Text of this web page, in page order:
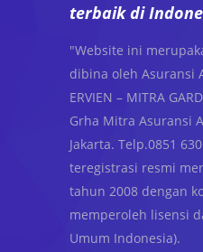
terbaik di
"Website ini
dibina oleh Asuransi
ERVIEN – MITRA
Grha Mitra Asuransi
Jakarta. Telp.0851
teregistrasi resmi
tahun 2008 dengan
memperoleh lisensi
Umum Indonesia).